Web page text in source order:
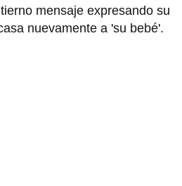
mensaje expresando su
nuevamente a 'su bebé'.